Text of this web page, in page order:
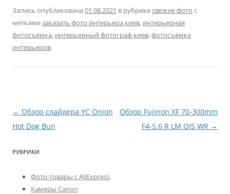
Запись опубликована 01.08.2021 в рубрикесвежие фото с
метками заказать фото интерьера киев, интерьерная
фотосъёмка, интерьерный фотограф киев,фотосъёмка
интерьеров.
Навигация
по
← Обзор слайдера YC Onion
Hot Dog Bun
Обзор Fujinon XF 70-300mm
F4-5.6 R LM OIS WR →
РУБРИКИ
Фото-товары с AliExpress
Камеры Canon